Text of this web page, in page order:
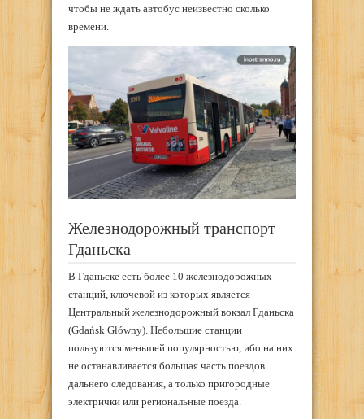
чтобы не ждать автобус неизвестно сколько
времени.
Железнодорожный транспорт
Гданьска
В Гданьске есть более 10 железнодорожных
станций, ключевой из которых является
Центральный железнодорожный вокзал Гданьска
(Gdańsk Główny). Небольшие станции
пользуются меньшей популярностью, ибо на них
не останавливается большая часть поездов
дальнего следования, а только пригородные
электрички или региональные поезда.